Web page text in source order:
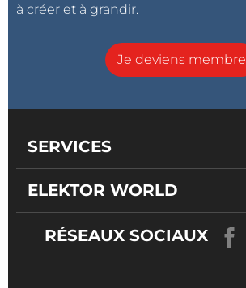
à créer et à grandir.
Je deviens membre
SERVICES
ELEKTOR WORLD
RÉSEAUX SOCIAUX